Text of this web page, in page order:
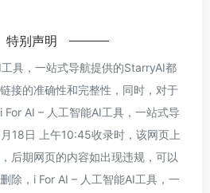
特别声明
具，一站式导航提供的StarryAI都
接的准确性和完整性，同时，对于
AI – 人工智能AI工具，一站式导
18日 上午10:45收录时，该网页上
后期网页的内容如出现违规，可以
除，i For AI – 人工智能AI工具，一